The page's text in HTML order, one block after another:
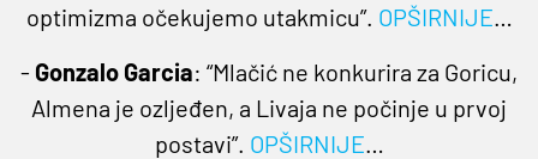
optimizma očekujemo utakmicu”. OPŠIRNIJE…
- Gonzalo Garcia: “Mlačić ne konkurira za Goricu,
Almena je ozljeđen, a Livaja ne počinje u prvoj
postavi”. OPŠIRNIJE…